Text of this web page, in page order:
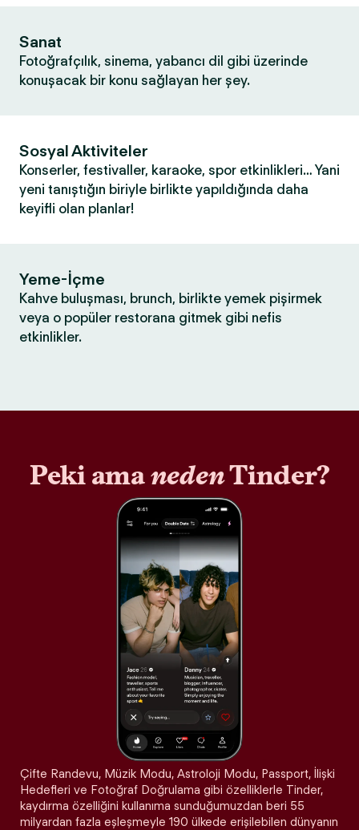
Sanat
Fotoğrafçılık, sinema, yabancı dil gibi üzerinde
konuşacak bir konu sağlayan her şey.
Sosyal Aktiviteler
Konserler, festivaller, karaoke, spor etkinlikleri… Yani
yeni tanıştığın biriyle birlikte yapıldığında daha
keyifli olan planlar!
Yeme-İçme
Kahve buluşması, brunch, birlikte yemek pişirmek
veya o popüler restorana gitmek gibi nefis
etkinlikler.
Peki amanedenTinder?
Çifte Randevu, Müzik Modu, Astroloji Modu, Passport, İlişki
Hedefleri ve Fotoğraf Doğrulama gibi özelliklerle Tinder,
kaydırma özelliğini kullanıma sunduğumuzdan beri 55
milyardan fazla eşleşmeyle 190 ülkede erişilebilen dünyanın